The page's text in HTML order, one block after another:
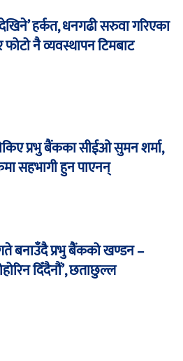
हर्कत, धनगढी सरुवा गरिएका
फोटो नै व्यवस्थापन टिमबाट
प्रभु बैंकका सीईओ सुमन शर्मा,
सहभागी हुन पाएनन्
बनाउँदै प्रभु बैंकको खण्डन –
दिँदैनौं’, छताछुल्ल